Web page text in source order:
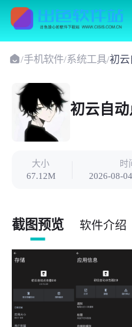
/手机软件/系统工具/初云
初云自
大小
67.12M
时
2026-08-
截图预览 软件介绍